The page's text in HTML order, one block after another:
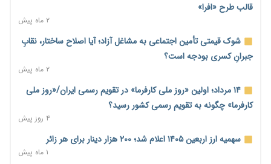
رسانه تخصصی باید مطالبه‌گری، دقت و استقلال را سرلوحه کار خود
۲۲ ساعت پیش
احراز صلاحیت ۱۹۴۱ مدیر در شرکت‌های وزارت کار انجام نشده است؛
۲۲ ساعت پیش
صادرات محصولات آب‌بر در اوج خشکسالی؛ تراز تجاری به چه
۲۲ ساعت پیش
موبایل گران می‌شود؟ هزینه واردات ۱۰ برابر شد، ثبت سفارش
قالب طرح «افرا»
۲ ماه پیش
شوک قیمتی تأمین اجتماعی به مشاغل آزاد؛ آیا اصلاح ساختار، نقابِ
جبرانِ کسری بودجه است؟
۲ ماه پیش
۱۴ مرداد؛ اولین «روز ملی کارفرما» در تقویم رسمی ایران/«روز ملی
کارفرما» چگونه به تقویم رسمی کشور رسید؟
۴ روز پیش
سهمیه ارز اربعین ۱۴۰۵ اعلام شد؛ ۲۰۰ هزار دینار برای هر زائر
۱ ماه پیش